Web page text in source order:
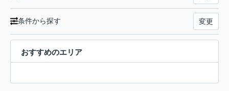
条件から探す 変更
おすすめのエリア